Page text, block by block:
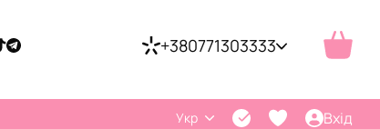
+380771303333
Укр Вхід